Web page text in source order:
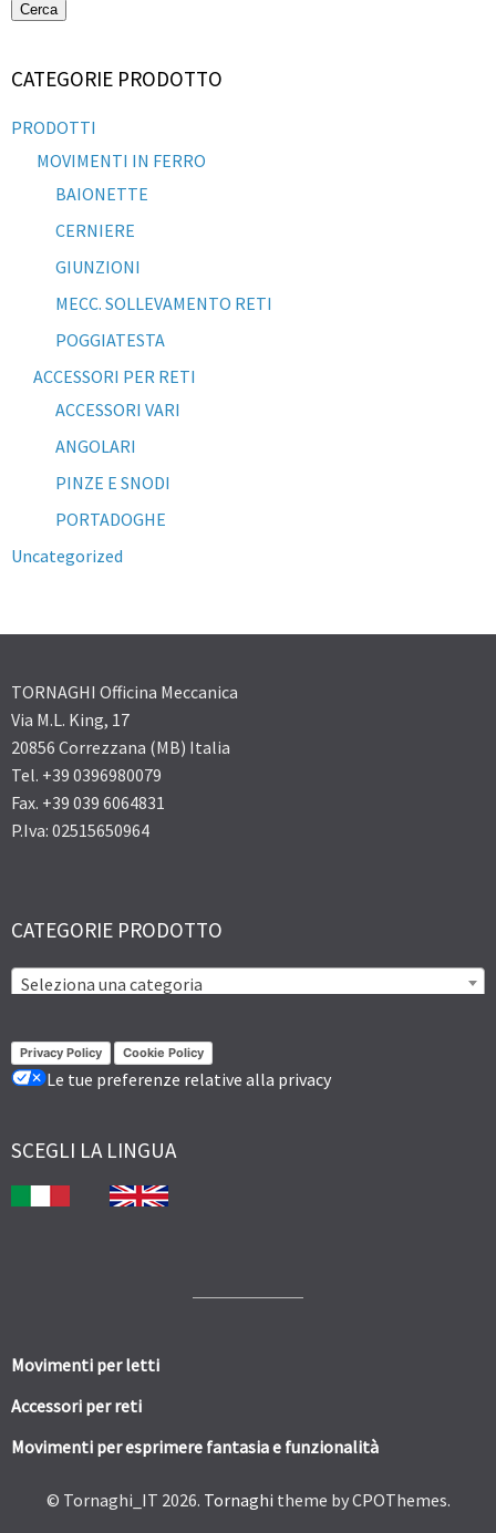
Cerca
CATEGORIE PRODOTTO
PRODOTTI
MOVIMENTI IN FERRO
BAIONETTE
CERNIERE
GIUNZIONI
MECC. SOLLEVAMENTO RETI
POGGIATESTA
ACCESSORI PER RETI
ACCESSORI VARI
ANGOLARI
PINZE E SNODI
PORTADOGHE
Uncategorized
TORNAGHI Officina Meccanica
Via M.L. King, 17
20856 Correzzana (MB) Italia
Tel. +39 0396980079
Fax. +39 039 6064831
P.Iva: 02515650964
CATEGORIE PRODOTTO
Seleziona una categoria
Privacy Policy Cookie Policy
Le tue preferenze relative alla privacy
SCEGLI LA LINGUA
Movimenti per letti
Accessori per reti
Movimenti per esprimere fantasia e funzionalità
© Tornaghi_IT 2026. Tornaghi theme by CPOThemes.